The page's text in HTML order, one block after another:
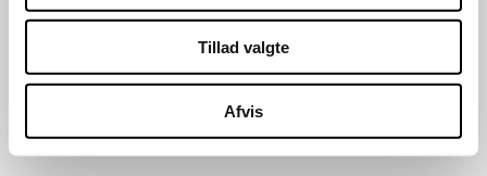
Tillad valgte
Afvis